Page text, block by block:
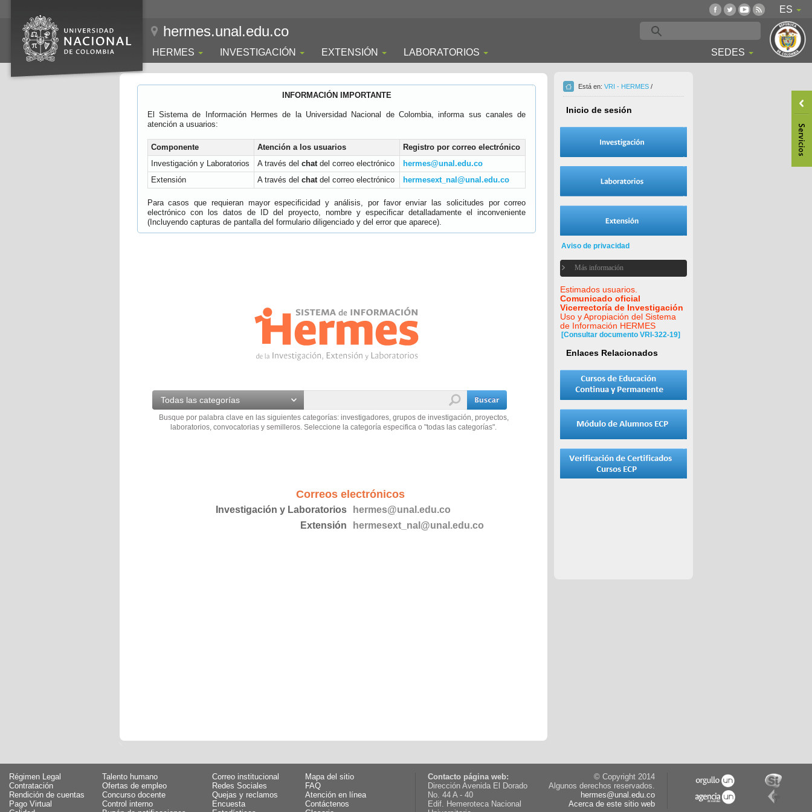
ES
hermes.unal.edu.co
HERMES INVESTIGACIÓN EXTENSIÓN LABORATORIOS SEDES
INFORMACIÓN IMPORTANTE
El Sistema de Información Hermes de la Universidad Nacional de Colombia, informa sus canales de
atención a usuarios:
Componente Atención a los usuarios
Registro por correo electrónico
Investigación y Laboratorios
A través del chatdel correo electrónico
hermes@unal.edu.co
Extensión
A través del chatdel correo electrónico hermesext_nal@unal.edu.co
Para casos que requieran mayor especificidad y análisis, por favor enviar las solicitudes por correo
electrónico con los datos de ID del proyecto, nombre y especificar detalladamente el inconveniente
(Incluyendo capturas de pantalla del formulario diligenciado y del error que aparece).
Todas las categorías
Busque por palabra clave en las siguientes categorías: investigadores, grupos de investigación, proyectos,
laboratorios, convocatorias y semilleros. Seleccione la categoría especifica o "todas las categorías".
Correos electrónicos
Investigación y Laboratorios
hermes@unal.edu.co
Extensión
hermesext_nal@unal.edu.co
Está en: VRI - HERMES /
Inicio de sesión
Aviso de privacidad
Más información
Estimados usuarios.
Comunicado oficial
Vicerrectoría de Investigación
Uso y Apropiación del Sistema
de Información HERMES
[Consultar documento VRI-322-19]
Enlaces Relacionados
Régimen Legal
Talento humano
Contratación
Ofertas de empleo
Rendición de cuentas
Concurso docente
Pago Virtual
Control interno
Correo institucional
Mapa del sitio
Redes Sociales
FAQ
Quejas y reclamos
Atención en línea
Encuesta
Contáctenos
Contacto página web:
Dirección Avenida El Dorado
No. 44 A - 40
Edif. Hemeroteca Nacional
© Copyright 2014
Algunos derechos reservados.
hermes@unal.edu.co
Acerca de este sitio web